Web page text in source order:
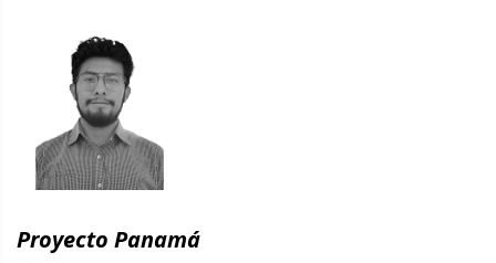
Proyecto Panamá